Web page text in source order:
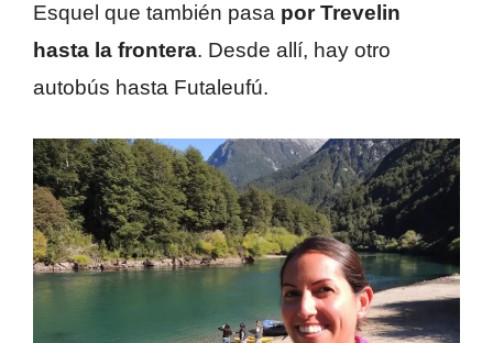
Esquel que también pasa por Trevelin
hasta la frontera. Desde allí, hay otro
autobús hasta Futaleufú.